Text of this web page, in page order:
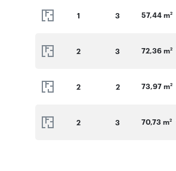
1 3 57,44 m2
2 3 72,36 m2
2 2 73,97 m2
2 3 70,73 m2